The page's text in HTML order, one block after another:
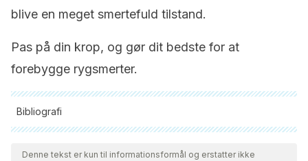
blive en meget smertefuld tilstand.
Pas på din krop, og gør dit bedste for at
forebygge rygsmerter.
Bibliografi
Alle citerede kilder blev grundigt gennemgået af vores team
for at sikre deres kvalitet, pålidelighed, aktualitet og validitet.
Denne tekst er kun til informationsformål og erstatter ikke